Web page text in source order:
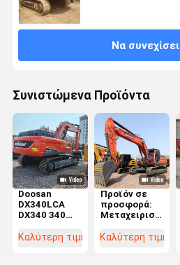
Να συνεχίσει
Συνιστώμενα Προϊόντα
Doosan
DX340LCA
DX340 340
κατασκευής
Καλύτερη τιμή
Προϊόν σε
προσφορά:
Μεταχειρισμένο
Doosan
Καλύτερη τιμή